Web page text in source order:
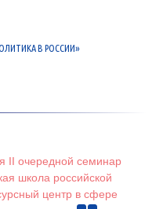
В РОССИИ»
II очередной семинар
школа российской
центр в сфере